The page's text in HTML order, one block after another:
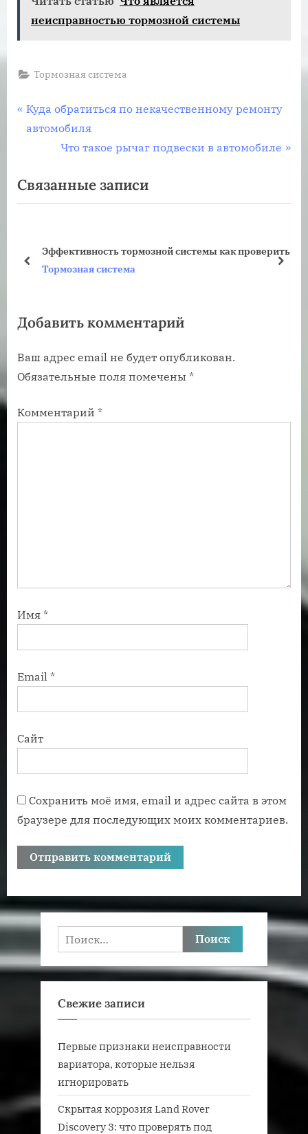
неисправностью тормозной системы
Тормозная система
Навигация
П
р
ы
д
а
а
и
с
:
Куда обратиться по некачественному ремонту
автомобиля
С
е
д
з
п
и
ь
Что такое рычаг подвески в автомобиле
Связанные записи
Эффективность тормозной системы как проверить
Тормозная система
пред
Добавить комментарий
Ваш адрес email не будет опубликован.
Обязательные поля помечены *
Комментарий *
Имя *
Email *
Сайт
Сохранить моё имя, email и адрес сайта в этом
браузере для последующих моих комментариев.
Найти:
Свежие записи
Первые признаки неисправности
вариатора, которые нельзя
игнорировать
Скрытая коррозия Land Rover
Discovery 3: что проверять под